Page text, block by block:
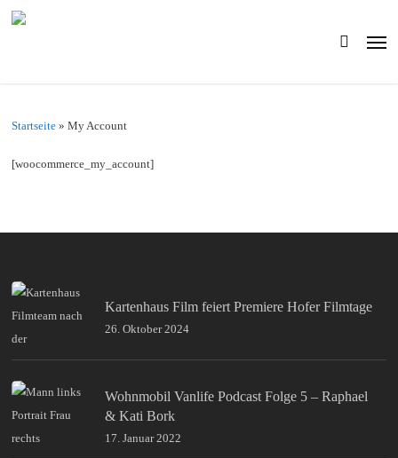
search
Startseite »My Account
[woocommerce_my_account]
Kartenhaus Film feiert Premiere Hofer Filmtage
26. Oktober 2024
Wohnmobil Vanlife Podcast Folge 5 – Raphael
& Kati Bork
17. Januar 2022